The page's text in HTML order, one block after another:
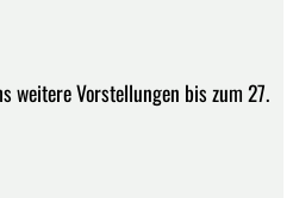
weitere Vorstellungen bis zum 27.